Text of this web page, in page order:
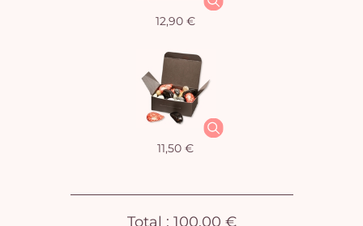
12,90 €
11,50 €
Total : 100,00 €